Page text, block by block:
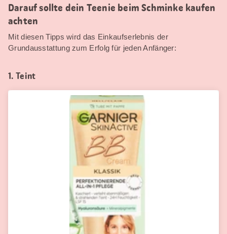
Darauf sollte dein Teenie beim Schminke kaufen
achten
Mit diesen Tipps wird das Einkaufserlebnis der
Grundausstattung zum Erfolg für jeden Anfänger:
1. Teint